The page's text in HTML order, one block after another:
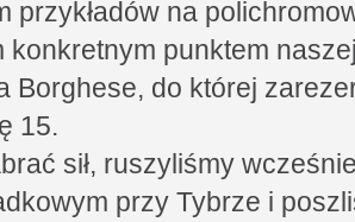
przykładów na
konkretnym punktem
Borghese, do której
15.
sił, ruszyliśmy
przy Tybrze i